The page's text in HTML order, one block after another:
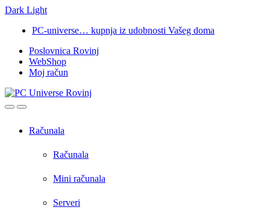
Dark Light
navigation
content
PC-universe… kupnja iz udobnosti Vašeg doma
Poslovnica Rovinj
WebShop
Moj račun
OpenClose
Računala
Računala
Mini računala
Serveri